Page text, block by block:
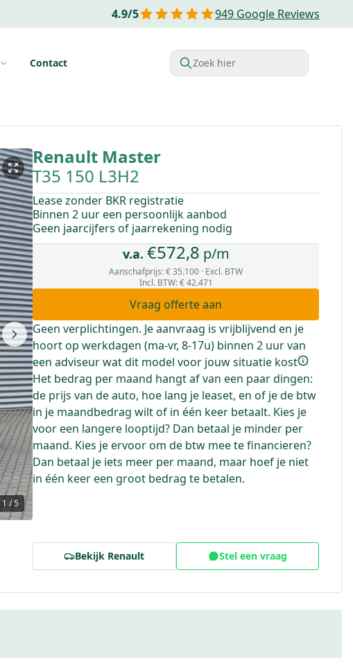
4.9/5 949 Google Reviews
Contact Zoek hier
1 /5
Renault Master
T35 150 L3H2
Lease zonder BKR registratie
Binnen 2 uur een persoonlijk aanbod
Geen jaarcijfers of jaarrekening nodig
v.a. €572,8 p/m
Aanschafprijs:€ 35.100 · Excl. BTW
Incl. BTW:€ 42.471
Vraag offerte aan
Geen verplichtingen. Je aanvraag is vrijblijvend en je
hoort op werkdagen (ma-vr, 8-17u) binnen 2 uur van
een adviseur wat dit model voor jouw situatie kost
Het bedrag per maand hangt af van een paar dingen:
de prijs van de auto, hoe lang je leaset, en of je de btw
in je maandbedrag wilt of in één keer betaalt. Kies je
voor een langere looptijd? Dan betaal je minder per
maand. Kies je ervoor om de btw mee te financieren?
Dan betaal je iets meer per maand, maar hoef je niet
in één keer een groot bedrag te betalen.
Bekijk Renault Stel een vraag